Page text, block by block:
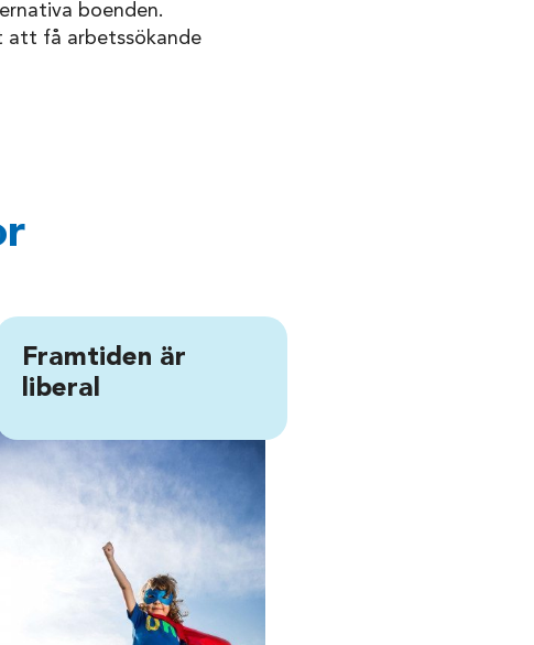
boenden.
att få arbetssökande
Framtiden är
liberal